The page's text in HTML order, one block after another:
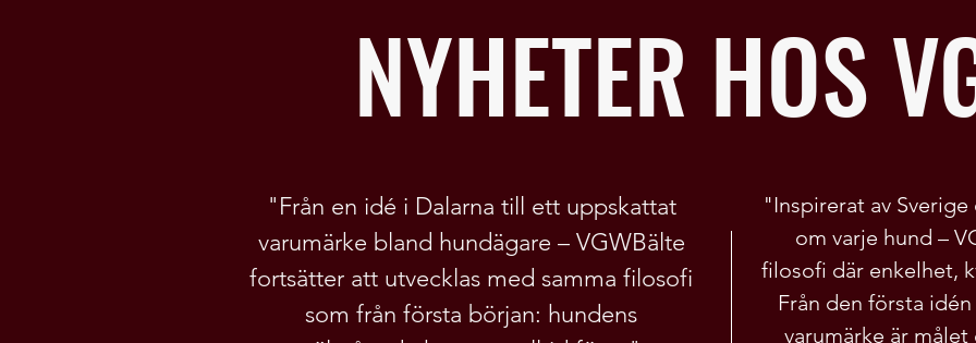
NYHETER HOS
"Från en idé i Dalarna till ett uppskattat
varumärke bland hundägare – VGWBälte
fortsätter att utvecklas med samma filosofi
som från första början: hundens
"Inspirerat av
om varje hund –
filosofi där enkelhet,
Från den första
varumärke är